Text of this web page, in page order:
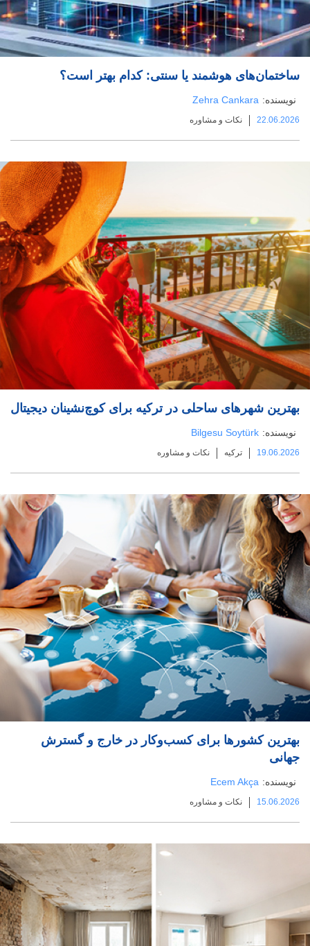
ساختمان‌های هوشمند یا سنتی: کدام بهتر است؟
نویسنده: Zehra Cankara
22.06.2026 نکات و مشاوره
بهترین شهرهای ساحلی در ترکیه برای کوچ‌نشینان دیجیتال
نویسنده: Bilgesu Soytürk
19.06.2026 ترکیه نکات و مشاوره
بهترین کشورها برای کسب‌وکار در خارج و گسترش
جهانی
نویسنده: Ecem Akça
15.06.2026 نکات و مشاوره